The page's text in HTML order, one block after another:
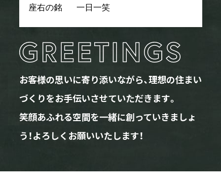
座右の銘
一日一笑
お客様の思いに寄り添いながら、理想の住まい
づくりをお手伝いさせていただきます。
笑顔あふれる空間を一緒に創っていきましょ
う！よろしくお願いいたします！